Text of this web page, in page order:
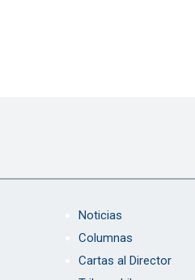
Noticias
Columnas
Cartas al Director